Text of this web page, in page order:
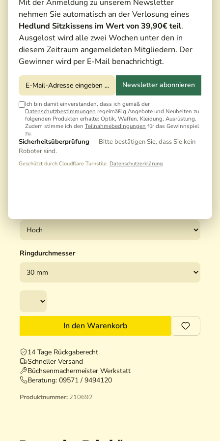
Mit der Anmeldung zu unserem Newsletter
nehmen Sie automatisch an der Verlosung eines
Hedlund Sitzkissens im Wert von 39,90€ teil.
Ausgelost wird alle zwei Wochen unter den in
diesem Zeitraum angemeldeten Mitgliedern. Der
Gewinner wird per E-Mail benachrichtigt.
Newsletter abonnieren
Ich bin damit einverstanden, dass ich gemäß der
Datenschutzbestimmungen regelmäßig Angebote und Neuheiten zu
folgenden Produkten erhalte: Optik, Waffen, Kleidung, Ausrüstung.
Zudem stimme ich den Teilnahmebedingungen für das Gewinnspiel
zu.
Sicherheitsüberprüfung — Bitte bestätigen Sie, dass Sie kein
Roboter sind.
Geschützt durch Cloudflare Turnstile. Datenschutzerklärung
60,00 €* 68,00 €*(11,76% gespart)
Preise inkl. MwSt. zzgl. Versandkosten
Noch keine Bewertungen · Erste Bewertung
Ringdurchmesser
In den Warenkorb
14 Tage Rückgaberecht
Schneller Versand
Büchsenmachermeister Werkstatt
Beratung: 09571 / 9494120
Produktnummer: 210692